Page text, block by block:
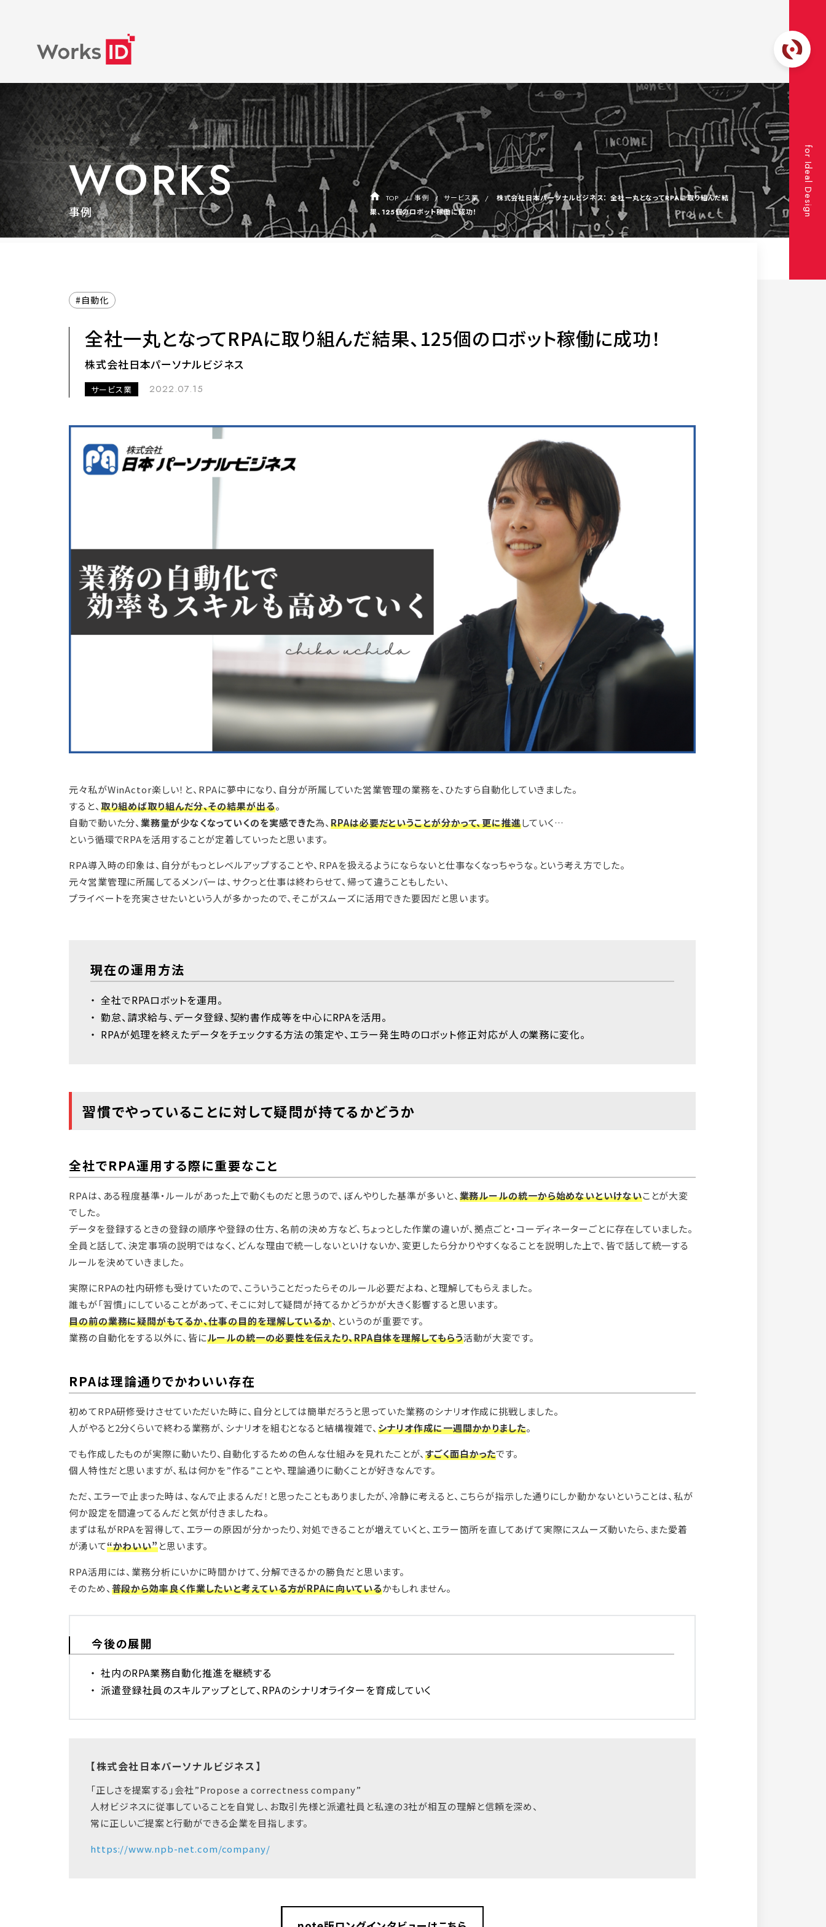
for Ideal Design
WORKS
事例
TOP 事例 サービス業
株式会社日本パーソナルビジネス： 全社一丸となってRPAに取り組んだ結
果、125個のロボット稼働に成功！
自動化
全社一丸となってRPAに取り組んだ結果、125個のロボット稼働に成功！
株式会社日本パーソナルビジネス
サービス業 2022.07.15
元々私がWinActor楽しい！と、RPAに夢中になり、自分が所属していた営業管理の業務を、ひたすら自動化していきました。
すると、 取り組めば取り組んだ分、その結果が出る。
自動で動いた分、業務量が少なくなっていくのを実感できた為、RPAは必要だということが分かって、更に推進していく…
という循環でRPAを活用することが定着していったと思います。
RPA導入時の印象は、自分がもっとレベルアップすることや、RPAを扱えるようにならないと仕事なくなっちゃうな。という考え方でした。
元々営業管理に所属してるメンバーは、サクっと仕事は終わらせて、帰って違うこともしたい、
プライベートを充実させたいという人が多かったので、そこがスムーズに活用できた要因だと思います。
現在の運用方法
全社でRPAロボットを運用。
勤怠、請求給与、データ登録、契約書作成等を中心にRPAを活用。
RPAが処理を終えたデータをチェックする方法の策定や、エラー発生時のロボット修正対応が人の業務に変化。
習慣でやっていることに対して疑問が持てるかどうか
全社でRPA運用する際に重要なこと
RPAは、ある程度基準・ルールがあった上で動くものだと思うので、ぼんやりした基準が多いと、 業務ルールの統一から始めないといけないことが大変
でした。
データを登録するときの登録の順序や登録の仕方、名前の決め方など、ちょっとした作業の違いが、拠点ごと・コーディネーターごとに存在していました。
全員と話して、決定事項の説明ではなく、どんな理由で統一しないといけないか、変更したら分かりやすくなることを説明した上で、皆で話して統一する
ルールを決めていきました。
実際にRPAの社内研修も受けていたので、こういうことだったらそのルール必要だよね、と理解してもらえました。
誰もが「習慣」にしていることがあって、そこに対して疑問が持てるかどうかが大きく影響すると思います。
目の前の業務に疑問がもてるか、仕事の目的を理解しているか、というのが重要です。
業務の自動化をする以外に、皆にルールの統一の必要性を伝えたり、RPA自体を理解してもらう活動が大変です。
RPAは理論通りでかわいい存在
初めてRPA研修受けさせていただいた時に、自分としては簡単だろうと思っていた業務のシナリオ作成に挑戦しました。
人がやると2分くらいで終わる業務が、シナリオを組むとなると結構複雑で、 シナリオ作成に一週間かかりました。
でも作成したものが実際に動いたり、自動化するための色んな仕組みを見れたことが、すごく面白かったです。
個人特性だと思いますが、私は何かを”作る”ことや、理論通りに動くことが好きなんです。
ただ、エラーで止まった時は、なんで止まるんだ！と思ったこともありましたが、冷静に考えると、こちらが指示した通りにしか動かないということは、私が
何か設定を間違ってるんだと気が付きましたね。
まずは私がRPAを習得して、エラーの原因が分かったり、対処できることが増えていくと、エラー箇所を直してあげて実際にスムーズ動いたら、また愛着
が湧いて“かわいい”と思います。
RPA活用には、業務分析にいかに時間かけて、分解できるかの勝負だと思います。
そのため、 普段から効率良く作業したいと考えている方がRPAに向いているかもしれません。
今後の展開
社内のRPA業務自動化推進を継続する
派遣登録社員のスキルアップとして、RPAのシナリオライターを育成していく
【株式会社日本パーソナルビジネス】
「正しさを提案する」会社”Propose a correctness company”
人材ビジネスに従事していることを自覚し、お取引先様と派遣社員と私達の3社が相互の理解と信頼を深め、
常に正しいご提案と行動ができる企業を目指します。
https://www.npb-net.com/company/